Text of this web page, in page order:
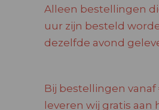
Alleen bestellingen
uur zijn besteld
dezelfde avond
Bij bestellingen vanaf
leveren wij gratis aan